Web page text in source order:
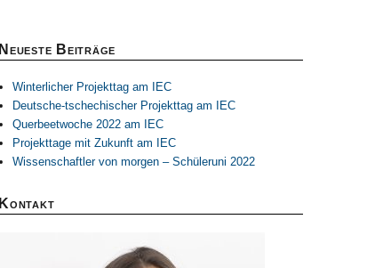
Neueste Beiträge
Winterlicher Projekttag am IEC
Deutsche-tschechischer Projekttag am IEC
Querbeetwoche 2022 am IEC
Projekttage mit Zukunft am IEC
Wissenschaftler von morgen – Schüleruni 2022
Kontakt